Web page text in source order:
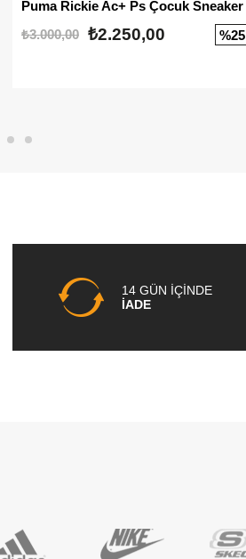
Puma Rickie Ac+ Ps Çocuk Sneaker
₺3.000,00 ₺2.250,00 %25
14 GÜN İÇİNDE
İADE